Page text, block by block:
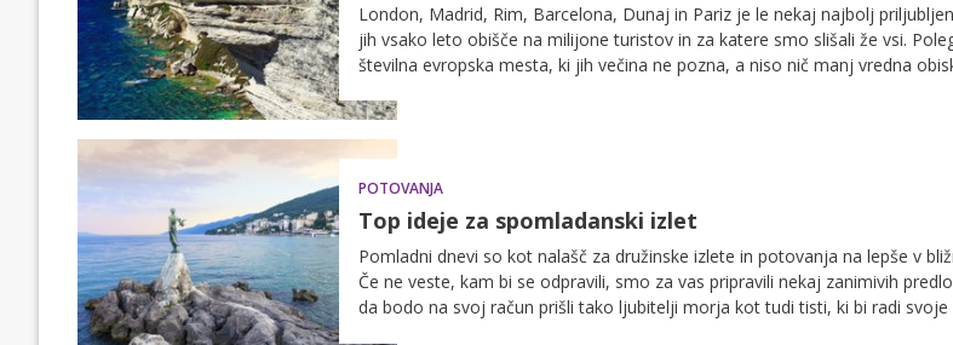
London, Madrid, Rim, Barcelona, Dunaj in Pariz je le nekaj najbolj
jih vsako leto obišče na milijone turistov in za katere smo slišali že vsi.
številna evropska mesta, ki jih večina ne pozna, a niso nič manj vredna
POTOVANJA
Top ideje za spomladanski izlet
Pomladni dnevi so kot nalašč za družinske izlete in potovanja na lepše v
Če ne veste, kam bi se odpravili, smo za vas pripravili nekaj zanimivih
da bodo na svoj račun prišli tako ljubitelji morja kot tudi tisti, ki bi radi